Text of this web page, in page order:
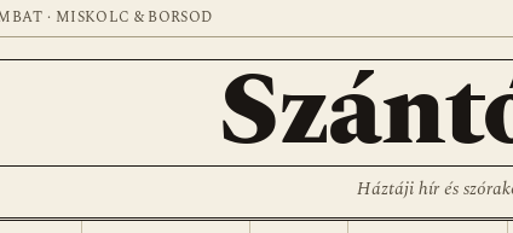
· MISKOLC & BORSOD
Háztáji hír és